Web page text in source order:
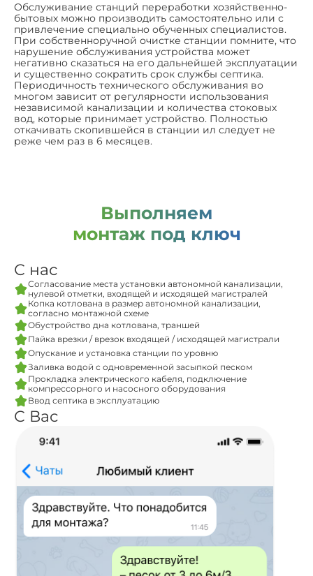
Обслуживание станций переработки хозяйственно-
бытовых можно производить самостоятельно или с
привлечение специально обученных специалистов.
При собственноручной очистке станции помните, что
нарушение обслуживания устройства может
негативно сказаться на его дальнейшей эксплуатации
и существенно сократить срок службы септика.
Периодичность технического обслуживания во
многом зависит от регулярности использования
независимой канализации и количества стоковых
вод, которые принимает устройство. Полностью
откачивать скопившейся в станции ил следует не
реже чем раз в 6 месяцев.
Выполняем
монтаж под ключ
С нас
Согласование места установки автономной канализации,
нулевой отметки, входящей и исходящей магистралей
Копка котлована в размер автономной канализации,
согласно монтажной схеме
Обустройство дна котлована, траншей
Пайка врезки / врезок входящей / исходящей магистрали
Опускание и установка станции по уровню
Заливка водой с одновременной засыпкой песком
Прокладка электрического кабеля, подключение
компрессорного и насосного оборудования
Ввод септика в эксплуатацию
С Вас